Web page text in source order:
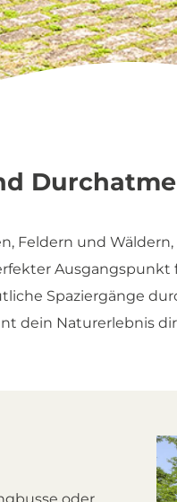
Feldern und
Spaziergänge
dein Naturerlebnis